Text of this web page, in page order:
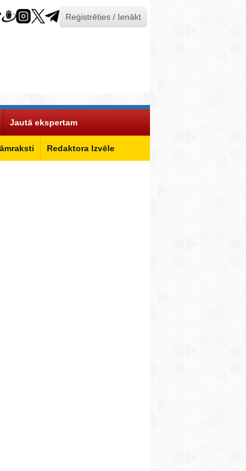
Reģistrēties / Ienākt
Redaktora Izvēle
Jautā ekspertam